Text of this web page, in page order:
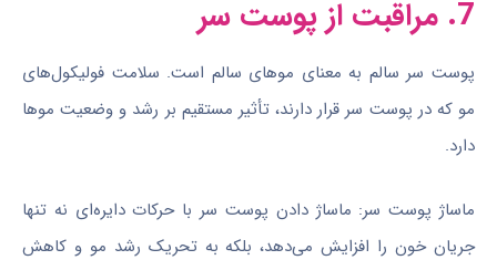
7. مراقبت از پوست سر
پوست سر سالم به معنای موهای سالم است. سلامت فولیکول‌های
مو که در پوست سر قرار دارند، تأثیر مستقیم بر رشد و وضعیت موها
دارد.
ماساژ پوست سر: ماساژ دادن پوست سر با حرکات دایره‌ای نه تنها
جریان خون را افزایش می‌دهد، بلکه به تحریک رشد مو و کاهش